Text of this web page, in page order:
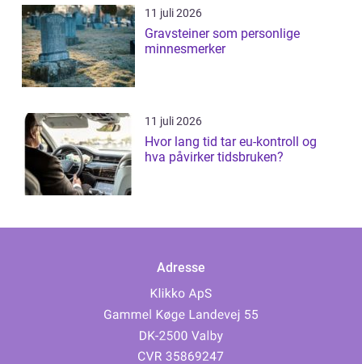
11 juli 2026
Gravsteiner som personlige
minnesmerker
11 juli 2026
Hvor lang tid tar eu-kontroll og
hva påvirker tidsbruken?
Adresse